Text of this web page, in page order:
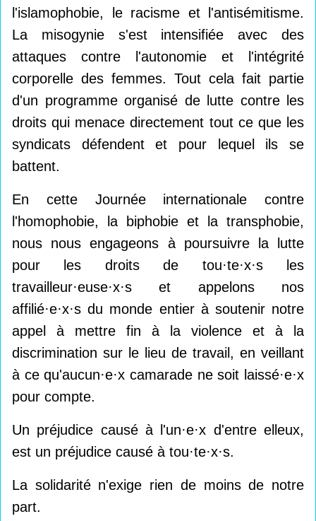
l'islamophobie, le racisme et l'antisémitisme.
La misogynie s'est intensifiée avec des
attaques contre l'autonomie et l'intégrité
corporelle des femmes. Tout cela fait partie
d'un programme organisé de lutte contre les
droits qui menace directement tout ce que les
syndicats défendent et pour lequel ils se
battent.
En cette Journée internationale contre
l'homophobie, la biphobie et la transphobie,
nous nous engageons à poursuivre la lutte
pour les droits de tou·te·x·s les
travailleur·euse·x·s et appelons nos
affilié·e·x·s du monde entier à soutenir notre
appel à mettre fin à la violence et à la
discrimination sur le lieu de travail, en veillant
à ce qu'aucun·e·x camarade ne soit laissé·e·x
pour compte.
Un préjudice causé à l'un·e·x d'entre elleux,
est un préjudice causé à tou·te·x·s.
La solidarité n'exige rien de moins de notre
part.